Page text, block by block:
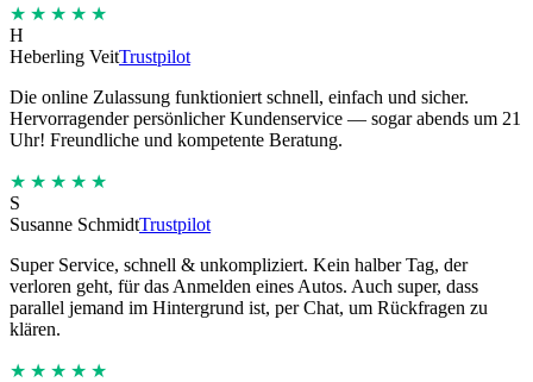
★★★★★
H
Heberling VeitTrustpilot
Die online Zulassung funktioniert schnell, einfach und sicher.
Hervorragender persönlicher Kundenservice — sogar abends um 21
Uhr! Freundliche und kompetente Beratung.
★★★★★
S
Susanne SchmidtTrustpilot
Super Service, schnell & unkompliziert. Kein halber Tag, der
verloren geht, für das Anmelden eines Autos. Auch super, dass
parallel jemand im Hintergrund ist, per Chat, um Rückfragen zu
klären.
★★★★★